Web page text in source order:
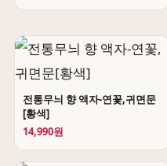
전통무늬 향 액자-연꽃,귀면문
[황색]
14,990원